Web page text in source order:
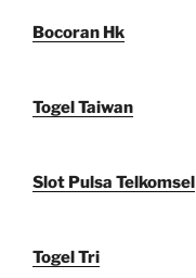
Bocoran Hk
Togel Taiwan
Slot Pulsa Telkomsel
Togel Tri